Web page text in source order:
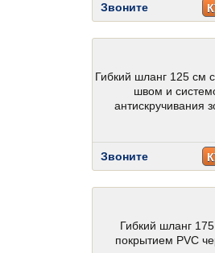
Звоните
Гибкий шланг 125 см
швом и
антискручивания
Звоните
Гибкий шланг
покрытием PVC